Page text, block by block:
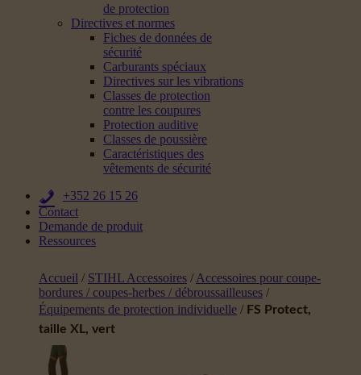
de protection
Directives et normes
Fiches de données de
sécurité
Carburants spéciaux
Directives sur les vibrations
Classes de protection
contre les coupures
Protection auditive
Classes de poussière
Caractéristiques des
vêtements de sécurité
+352 26 15 26
Contact
Demande de produit
Ressources
Accueil / STIHL Accessoires / Accessoires pour coupe-
bordures / coupes-herbes / débroussailleuses /
Équipements de protection individuelle / FS Protect,
taille XL, vert